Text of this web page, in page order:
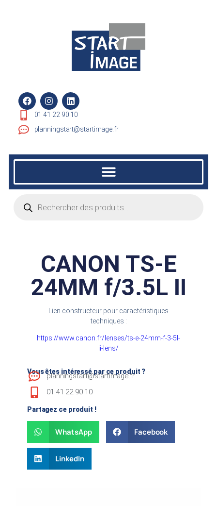
01 41 22 90 10
planningstart@startimage.fr
CANON TS-E
24MM f/3.5L II
Lien constructeur pour caractéristiques
techniques :
https://www.canon.fr/lenses/ts-e-24mm-f-3-5l-
ii-lens/
Vous êtes intéressé par ce produit ?
planningstart@startimage.fr
01 41 22 90 10
Partagez ce produit !
WhatsApp Facebook
LinkedIn